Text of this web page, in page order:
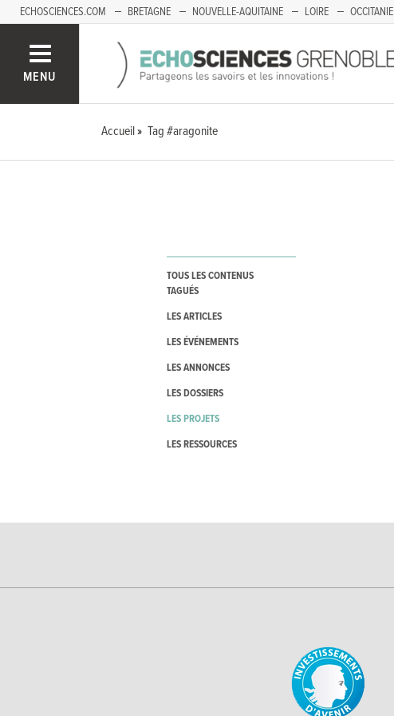
ECHOSCIENCES.COM BRETAGNE NOUVELLE-AQUITAINE LOIRE OCCITANIE
MENU
Accueil Tag #aragonite
TOUS LES CONTENUS
TAGUÉS
LES ARTICLES
LES ÉVÉNEMENTS
LES ANNONCES
LES DOSSIERS
LES PROJETS
LES RESSOURCES